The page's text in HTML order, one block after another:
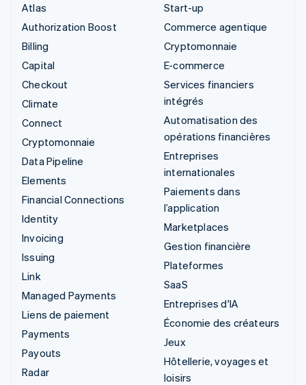
Atlas
Authorization Boost
Billing
Capital
Checkout
Climate
Connect
Cryptomonnaie
Data Pipeline
Elements
Financial Connections
Identity
Invoicing
Issuing
Link
Managed Payments
Liens de paiement
Payments
Payouts
Radar
Start-up
Commerce agentique
Cryptomonnaie
E-commerce
Services financiers
intégrés
Automatisation des
opérations financières
Entreprises
internationales
Paiements dans
l’application
Marketplaces
Gestion financière
Plateformes
SaaS
Entreprises d'IA
Économie des créateurs
Jeux
Hôtellerie, voyages et
loisirs